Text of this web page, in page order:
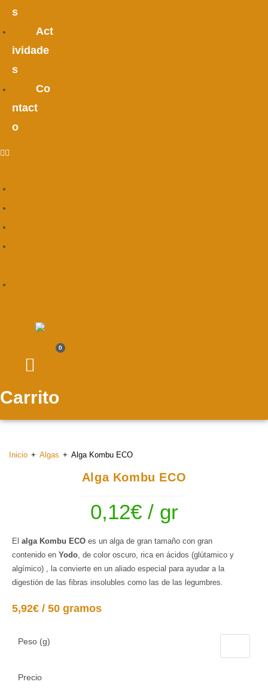
s
Act
ividade
s
Co
ntact
o
0
Carrito
Inicio + Algas + Alga Kombu ECO
Alga Kombu ECO
0,12€/ gr
El alga Kombu ECO es un alga de gran tamaño con gran
contenido en Yodo, de color oscuro, rica en ácidos (glútamico y
algímico) , la convierte en un aliado especial para ayudar a la
digestión de las fibras insolubles como las de las legumbres.
5,92€ / 50 gramos
Peso (g)
Precio